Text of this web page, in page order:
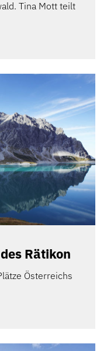
Tina Mott teilt
Rätikon
Österreichs